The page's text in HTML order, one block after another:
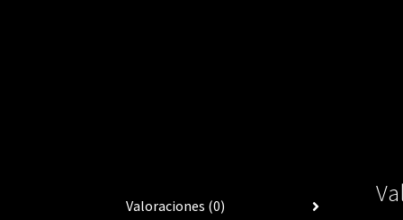
Valoraciones (0)